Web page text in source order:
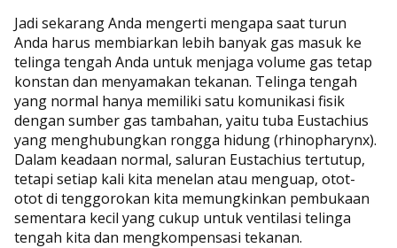
Jadi sekarang Anda mengerti mengapa saat turun
Anda harus membiarkan lebih banyak gas masuk ke
telinga tengah Anda untuk menjaga volume gas tetap
konstan dan menyamakan tekanan. Telinga tengah
yang normal hanya memiliki satu komunikasi fisik
dengan sumber gas tambahan, yaitu tuba Eustachius
yang menghubungkan rongga hidung (rhinopharynx).
Dalam keadaan normal, saluran Eustachius tertutup,
tetapi setiap kali kita menelan atau menguap, otot-
otot di tenggorokan kita memungkinkan pembukaan
sementara kecil yang cukup untuk ventilasi telinga
tengah kita dan mengkompensasi tekanan.